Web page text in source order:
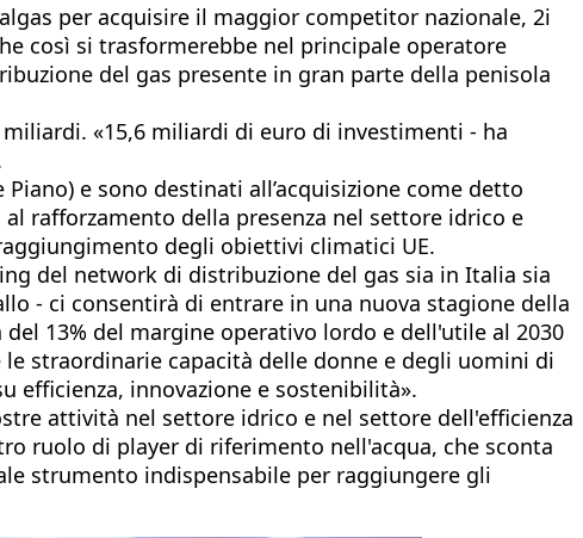
per acquisire il maggior competitor nazionale, 2i
così si trasformerebbe nel principale operatore
del gas presente in gran parte della penisola
«15,6 miliardi di euro di investimenti - ha
e sono destinati all’acquisizione come detto
rafforzamento della presenza nel settore idrico e
degli obiettivi climatici UE.
del network di distribuzione del gas sia in Italia sia
- ci consentirà di entrare in una nuova stagione della
13% del margine operativo lordo e dell'utile al 2030
straordinarie capacità delle donne e degli uomini di
efficienza, innovazione e sostenibilità».
attività nel settore idrico e nel settore dell'efficienza
ruolo di player di riferimento nell'acqua, che sconta
strumento indispensabile per raggiungere gli